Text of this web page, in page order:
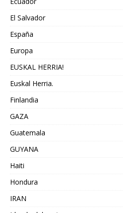
El Salvador
España
Europa
EUSKAL HERRIA!
Euskal Herria.
Finlandia
GAZA
Guatemala
GUYANA
Haiti
Hondura
IRAN